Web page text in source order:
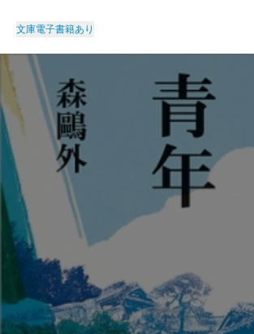
文庫電子書籍あり